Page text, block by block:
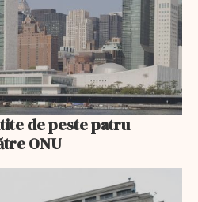
de peste patru
ONU